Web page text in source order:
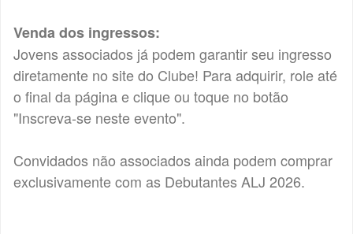
Venda dos ingressos:
Jovens associados já podem garantir seu ingresso
diretamente no site do Clube! Para adquirir, role até
o final da página e clique ou toque no botão
"Inscreva-se neste evento".
Convidados não associados ainda podem comprar
exclusivamente com as Debutantes ALJ 2026.